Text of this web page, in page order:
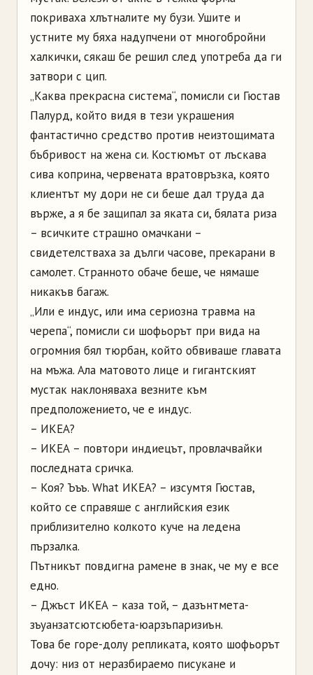
покриваха хлътналите му бузи. Ушите и
устните му бяха надупчени от многобройни
халкички, сякаш бе решил след употреба да ги
затвори с цип.
„Каква прекрасна система“, помисли си Гюстав
Палурд, който видя в тези украшения
фантастично средство против неизтощимата
бъбривост на жена си. Костюмът от лъскава
сива коприна, червената вратовръзка, която
клиентът му дори не си беше дал труда да
върже, а я бе защипал за яката си, бялата риза
– всичките страшно омачкани –
свидетелстваха за дълги часове, прекарани в
самолет. Странното обаче беше, че нямаше
никакъв багаж.
„Или е индус, или има сериозна травма на
черепа“, помисли си шофьорът при вида на
огромния бял тюрбан, който обвиваше главата
на мъжа. Ала матовото лице и гигантският
мустак наклоняваха везните към
предположението, че е индус.
– ИКЕА?
– ИКЕА – повтори индиецът, провлачвайки
последната сричка.
– Коя? Ъъъ. What ИКЕА? – изсумтя Гюстав,
който се справяше с английския език
приблизително колкото куче на ледена
пързалка.
Пътникът повдигна рамене в знак, че му е все
едно.
– Джъст ИКЕА – каза той, – дазънтмета-
зъуанзатсютсюбета-юарзъпаризиън.
Това бе горе-долу репликата, която шофьорът
дочу: низ от неразбираемо писукане и